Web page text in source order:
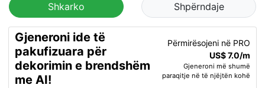
Shkarko Shpërndaje
Gjeneroni ide të
pakufizuara për
dekorimin e brendshëm
me AI!
Përmirësojeni në PRO
US$ 7.0/m
Gjeneroni më shumë
paraqitje në të njëjtën kohë